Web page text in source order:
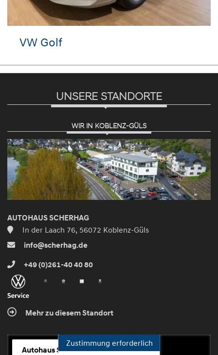
VW Golf
UNSERE STANDORTE
WIR IN KOBLENZ-GÜLS
AUTOHAUS SCHERHAG
In der Laach 76, 56072 Koblenz-Güls
info@scherhag.de
+49 (0)261-40 40 80
Mehr zu diesem Standort
Autohaus Scherhag
Zustimmung erforderlich